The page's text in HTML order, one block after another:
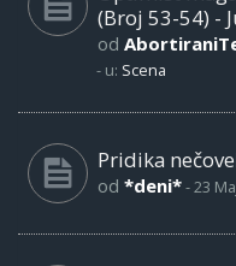
(Broj 53-54) -
od
- u: Scena
Pridika
od *deni*-23